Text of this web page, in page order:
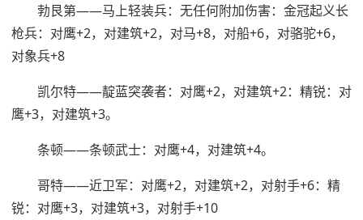
勃艮第——马上轻装兵：无任何附加伤害：金冠起义长
枪兵：对鹰+2，对建筑+2，对马+8，对船+6，对骆驼+6，
对象兵+8
凯尔特——靛蓝突袭者：对鹰+2，对建筑+2：精锐：对
鹰+3，对建筑+3。
条顿——条顿武士：对鹰+4，对建筑+4。
哥特——近卫军：对鹰+2，对建筑+2，对射手+6：精
锐：对鹰+3，对建筑+3，对射手+10